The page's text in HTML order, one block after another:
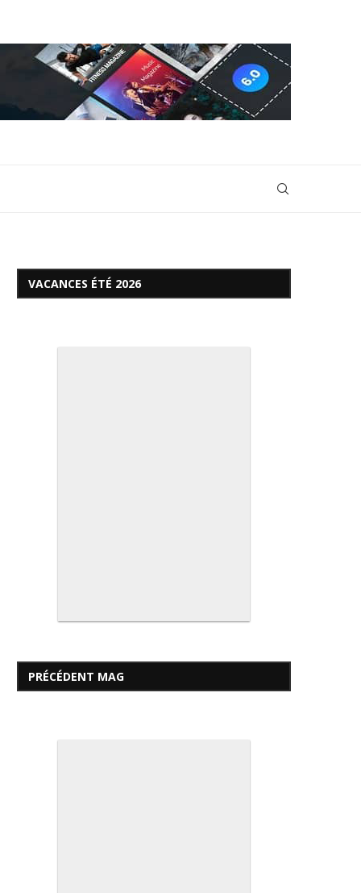
VACANCES ÉTÉ 2026
PRÉCÉDENT MAG